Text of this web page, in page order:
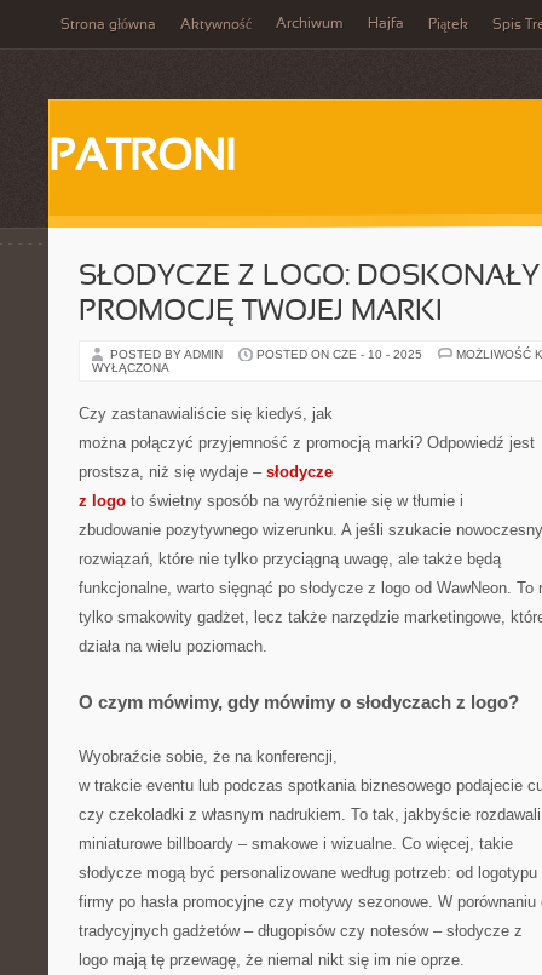
Strona główna Aktywność Archiwum Hajfa Piątek Spis
PATRONI
SŁODYCZE Z LOGO:
PROMOCJĘ TWOJEJ MARKI
POSTED BY ADMIN POSTED ON CZE - 10 - 2025
MOŻLIWOŚĆ
WYŁĄCZONA
Czy zastanawialiście się kiedyś, jak
można połączyć przyjemność z promocją marki? Odpowiedź jest
prostsza, niż się wydaje – słodycze
z logo to świetny sposób na wyróżnienie się w tłumie i
zbudowanie pozytywnego wizerunku. A jeśli szukacie
rozwiązań, które nie tylko przyciągną uwagę, ale także będą
funkcjonalne, warto sięgnąć po słodycze z logo od WawNeon. To
tylko smakowity gadżet, lecz także narzędzie marketingowe,
działa na wielu poziomach.
O czym mówimy, gdy mówimy o słodyczach z logo?
Wyobraźcie sobie, że na konferencji,
w trakcie eventu lub podczas spotkania biznesowego podajecie
czy czekoladki z własnym nadrukiem. To tak, jakbyście rozdawali
miniaturowe billboardy – smakowe i wizualne. Co więcej, takie
słodycze mogą być personalizowane według potrzeb: od logotypu
firmy po hasła promocyjne czy motywy sezonowe. W porównaniu
tradycyjnych gadżetów – długopisów czy notesów – słodycze z
logo mają tę przewagę, że niemal nikt się im nie oprze.